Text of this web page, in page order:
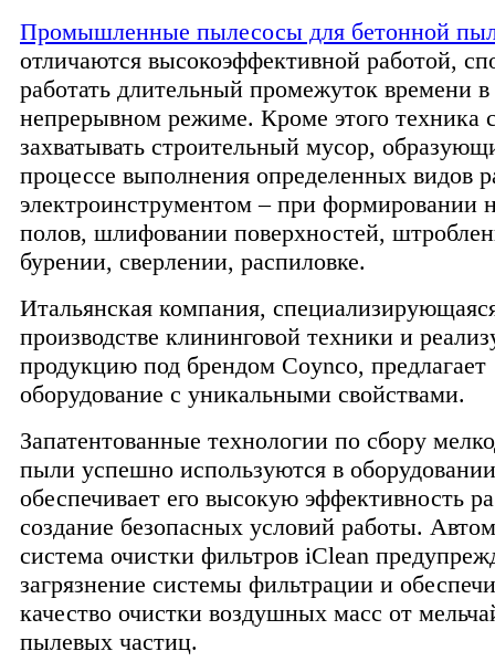
Промышленные пылесосы для бетонной
отличаются высокоэффективной работой,
работать длительный промежуток времени в
непрерывном режиме. Кроме этого техника
захватывать строительный мусор,
процессе выполнения определенных видов
электроинструментом – при формировании
полов, шлифовании поверхностей,
бурении, сверлении, распиловке.
Итальянская компания,
производстве клининговой техники и
продукцию под брендом Coynco, предлагает
оборудование с уникальными свойствами.
Запатентованные технологии по сбору
пыли успешно используются в
обеспечивает его высокую эффективность
создание безопасных условий работы.
система очистки фильтров iClean
загрязнение системы фильтрации и
качество очистки воздушных масс от
пылевых частиц.